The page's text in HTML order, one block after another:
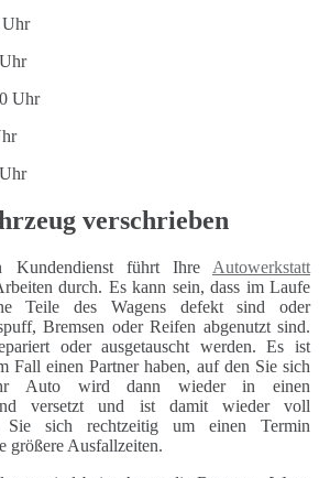
Uhr
Uhr
verschrieben
Kundendienst führt Ihre Autowerkstatt
durch. Es kann sein, dass im Laufe
Teile des Wagens defekt sind oder
Bremsen oder Reifen abgenutzt sind.
oder ausgetauscht werden. Es ist
Fall einen Partner haben, auf den Sie sich
Auto wird dann wieder in einen
versetzt und ist damit wieder voll
Sie sich rechtzeitig um einen Termin
größere Ausfallzeiten.